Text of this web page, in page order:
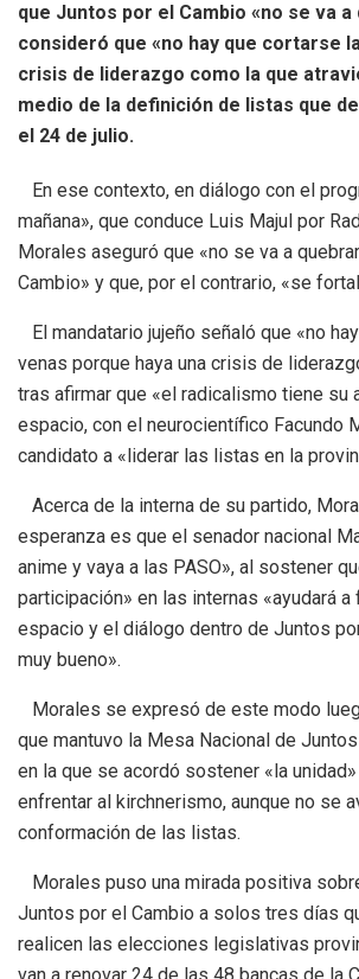
que Juntos por el Cambio «no se va a
consideró que «no hay que cortarse
crisis de liderazgo como la que
medio de la definición de listas que
el 24 de julio.
En ese contexto, en diálogo con el
mañana», que conduce Luis Majul por
Morales aseguró que «no se va a
Cambio» y que, por el contrario, «se
El mandatario jujeño señaló que «no
venas porque haya una crisis de
tras afirmar que «el radicalismo tiene su
espacio, con el neurocientífico Facundo
candidato a «liderar las listas en la
Acerca de la interna de su partido,
esperanza es que el senador nacional
anime y vaya a las PASO», al sostener
participación» en las internas «ayudará
espacio y el diálogo dentro de Juntos
muy bueno».
Morales se expresó de este modo
que mantuvo la Mesa Nacional de
en la que se acordó sostener «la
enfrentar al kirchnerismo, aunque no se
conformación de las listas.
Morales puso una mirada positiva
Juntos por el Cambio a solos tres días
realicen las elecciones legislativas